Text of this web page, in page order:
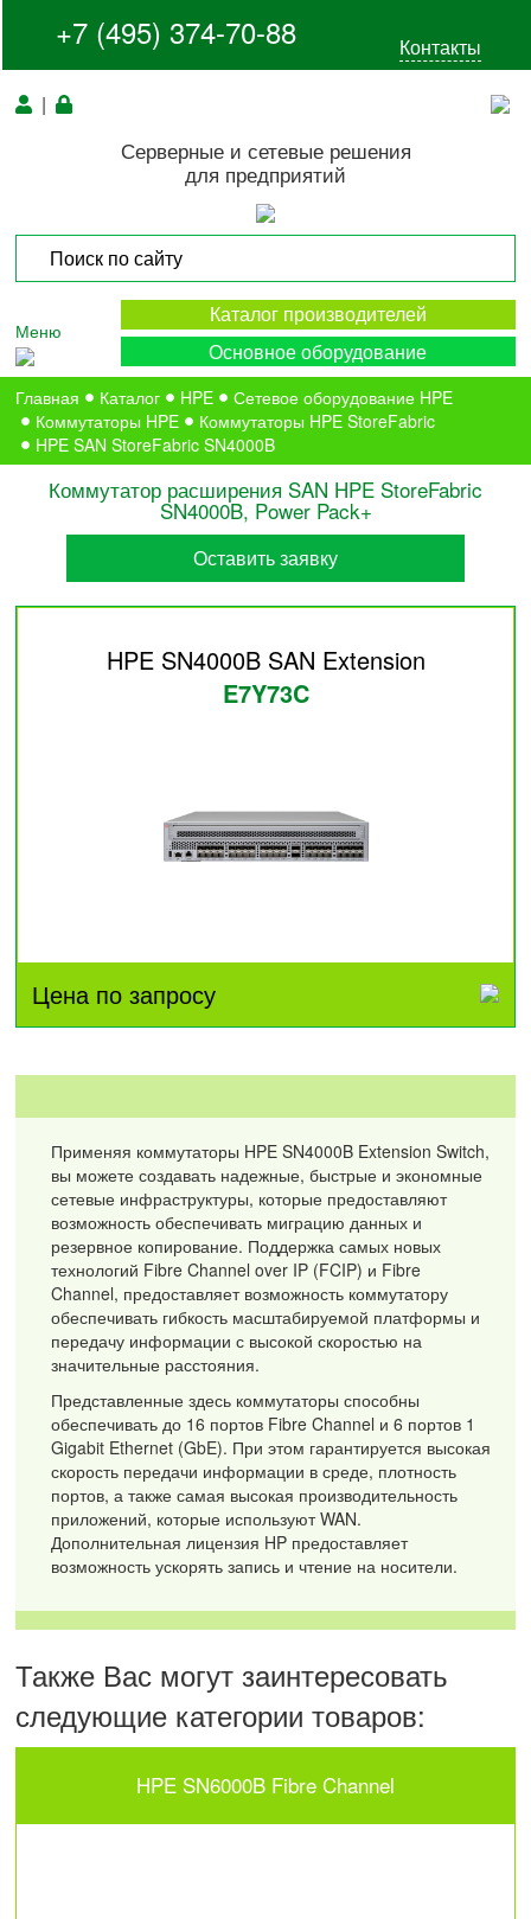
+7 (495) 374-70-88 Контакты
|
Серверные и сетевые решения
для предприятий
Меню
Каталог производителей
Основное оборудование
Главная Каталог HPE
Сетевое оборудование HPE
Коммутаторы HPE
Коммутаторы HPE StoreFabric
HPE SAN StoreFabric SN4000B
Коммутатор расширения SAN HPE StoreFabric
SN4000B, Power Pack+
Оставить заявку
HPE SN4000B SAN Extension
E7Y73C
Цена по запросу
Применяя коммутаторы HPE SN4000B Extension Switch,
вы можете создавать надежные, быстрые и экономные
сетевые инфраструктуры, которые предоставляют
возможность обеспечивать миграцию данных и
резервное копирование. Поддержка самых новых
технологий Fibre Channel over IP (FCIP) и Fibre
Channel, предоставляет возможность коммутатору
обеспечивать гибкость масштабируемой платформы и
передачу информации с высокой скоростью на
значительные расстояния.
Представленные здесь коммутаторы способны
обеспечивать до 16 портов Fibre Channel и 6 портов 1
Gigabit Ethernet (GbE). При этом гарантируется высокая
скорость передачи информации в среде, плотность
портов, а также самая высокая производительность
приложений, которые используют WAN.
Дополнительная лицензия HP предоставляет
возможность ускорять запись и чтение на носители.
Также Вас могут заинтересовать
следующие категории товаров:
HPE SN6000B Fibre Channel